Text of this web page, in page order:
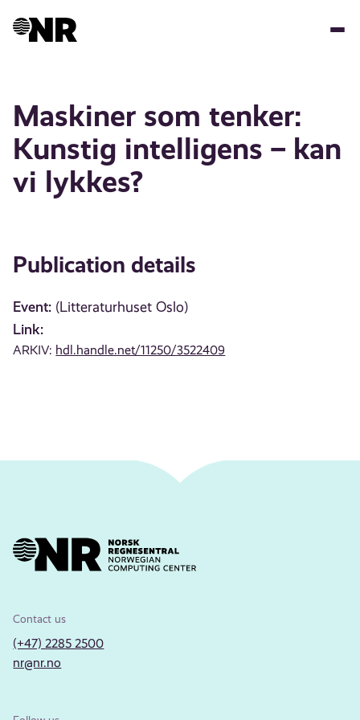
Maskiner som tenker:
Kunstig intelligens – kan
vi lykkes?
Publication details
Event: (Litteraturhuset Oslo)
Link:
ARKIV: hdl.handle.net/11250/3522409
Contact us
(+47) 2285 2500
nr@nr.no